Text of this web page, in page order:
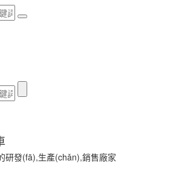
研發(fā),生產(chǎn),銷售廠家